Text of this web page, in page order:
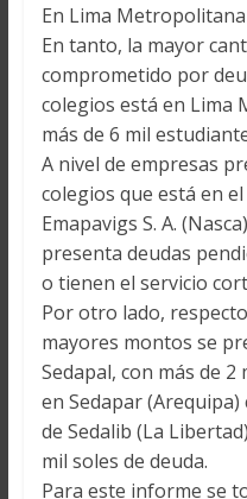
En Lima Metropolitana
En tanto, la mayor
comprometido por
colegios está en Lima
más de 6 mil
A nivel de empresas
colegios que está en
Emapavigs S. A.
presenta deudas
o tienen el servicio
Por otro lado,
mayores montos se
Sedapal, con más de 2
en Sedapar (Arequipa)
de Sedalib (La
mil soles de deuda.
Para este informe se